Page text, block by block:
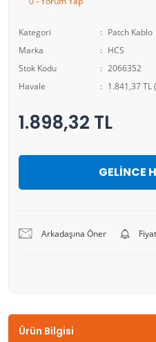
Kategori
Patch Kablo
Marka
HCS
Stok Kodu
2066352
Havale
1.841,37 TL
1.898,32 TL
GELİNCE
Arkadaşına Öner
Ürün Bilgisi